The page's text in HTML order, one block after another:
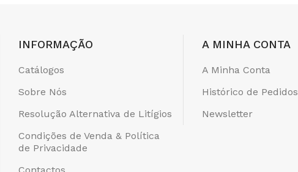
INFORMAÇÃO
Catálogos
Sobre Nós
Resolução Alternativa de Litígios
Condições de Venda & Política
de Privacidade
A MINHA CONTA
A Minha Conta
Histórico de Pedidos
Newsletter